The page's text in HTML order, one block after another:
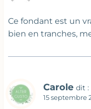
Ce fondant est un
bien en tranches,
Carole dit :
15 septembre